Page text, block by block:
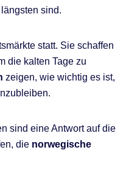
sind.
statt. Sie schaffen
die kalten Tage zu
zeigen, wie wichtig es ist,
sind eine Antwort auf die
die norwegische